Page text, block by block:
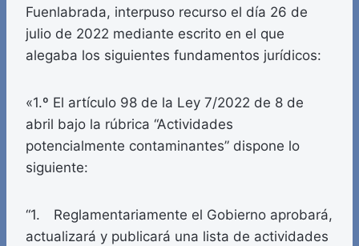
Fuenlabrada, interpuso recurso el día 26 de
julio de 2022 mediante escrito en el que
alegaba los siguientes fundamentos jurídicos:
«1.º El artículo 98 de la Ley 7/2022 de 8 de
abril bajo la rúbrica “Actividades
potencialmente contaminantes” dispone lo
siguiente:
“1. Reglamentariamente el Gobierno aprobará,
actualizará y publicará una lista de actividades